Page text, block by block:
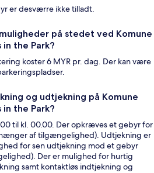
er desværre ikke tilladt.
på stedet ved Komune
in the Park?
koster 6 MYR pr. dag. Der kan være
og udtjekning på Komune
in the Park?
til kl. 00.00. Der opkræves et gebyr for
af tilgængelighed). Udtjekning er
for sen udtjekning mod et gebyr
Der er mulighed for hurtig
samt kontaktløs indtjekning og